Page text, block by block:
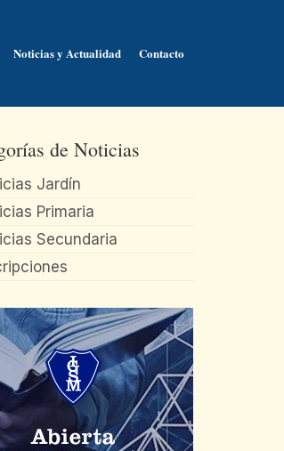
Noticias y Actualidad Contacto
de Noticias
Jardín
Primaria
Secundaria